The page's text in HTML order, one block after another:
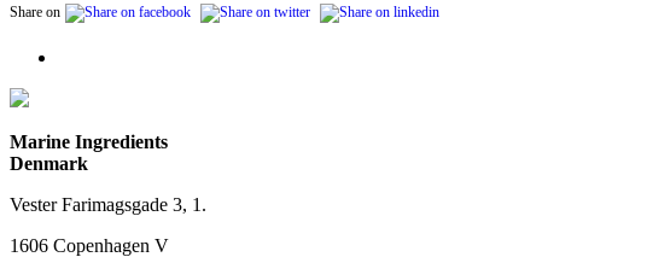
Share on
Marine Ingredients
Denmark
Vester Farimagsgade 3, 1.
1606 Copenhagen V